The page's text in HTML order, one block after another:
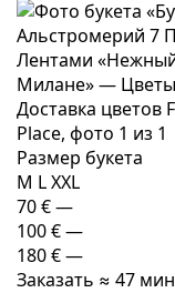
Размер букета
M LXXL
70 €—
100 €—
180 €—
Заказать ≈ 47 мин